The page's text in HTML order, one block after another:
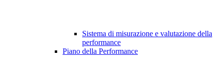
Sistema di misurazione e valutazione della
performance
Piano della Performance